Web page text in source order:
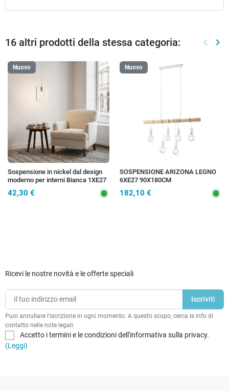
16 altri prodotti della stessa categoria: keyboard_arrow_left keyboard_arrow_right
Nuovo
Sospensione in nickel dal design
moderno per interni Bianca 1XE27
42,30 €
Nuovo
SOSPENSIONE ARIZONA LEGNO
6XE27 90X180CM
182,10 €
Ricevi le nostre novità e le offerte speciali
Puoi annullare l'iscrizione in ogni momento. A questo scopo, cerca le info di
contatto nelle note legali.
Accetto i termini e le condizioni dell'informativa sulla privacy.
(Leggi)